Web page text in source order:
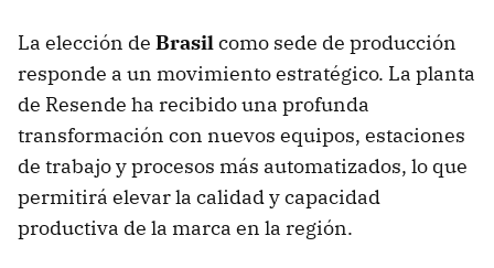
La elección de Brasilcomo sede de producción
responde a un movimiento estratégico. La planta
de Resende ha recibido una profunda
transformación con nuevos equipos, estaciones
de trabajo y procesos más automatizados, lo que
permitirá elevar la calidad y capacidad
productiva de la marca en la región.